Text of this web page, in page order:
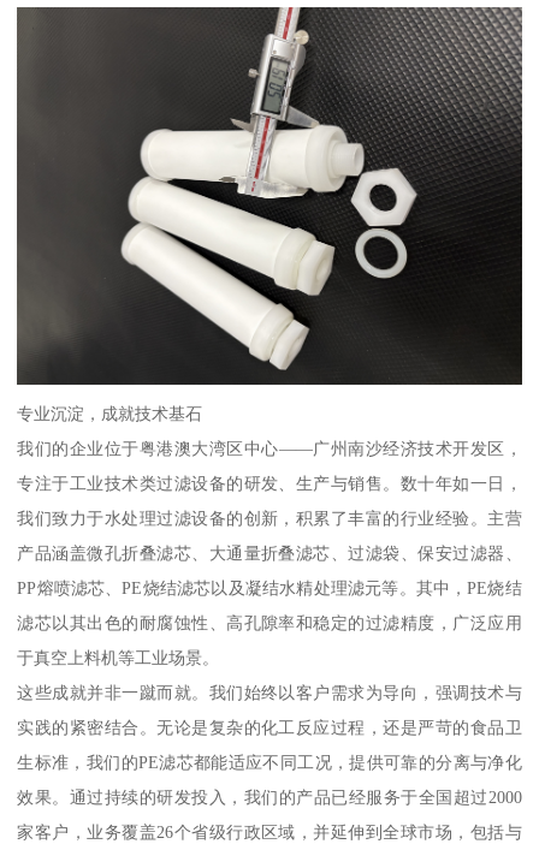
专业沉淀，成就技术基石
我们的企业位于粤港澳大湾区中心——广州南沙经济技术开发区，
专注于工业技术类过滤设备的研发、生产与销售。数十年如一日，
我们致力于水处理过滤设备的创新，积累了丰富的行业经验。主营
产品涵盖微孔折叠滤芯、大通量折叠滤芯、过滤袋、保安过滤器、
PP熔喷滤芯、PE烧结滤芯以及凝结水精处理滤元等。其中，PE烧结
滤芯以其出色的耐腐蚀性、高孔隙率和稳定的过滤精度，广泛应用
于真空上料机等工业场景。
这些成就并非一蹴而就。我们始终以客户需求为导向，强调技术与
实践的紧密结合。无论是复杂的化工反应过程，还是严苛的食品卫
生标准，我们的PE滤芯都能适应不同工况，提供可靠的分离与净化
效果。通过持续的研发投入，我们的产品已经服务于全国超过2000
家客户，业务覆盖26个省级行政区域，并延伸到全球市场，包括与